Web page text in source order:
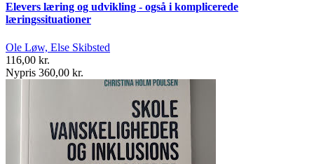
Elevers læring og udvikling - også i komplicerede
læringssituationer
Ole Løw, Else Skibsted
116,00 kr.
Nypris 360,00 kr.